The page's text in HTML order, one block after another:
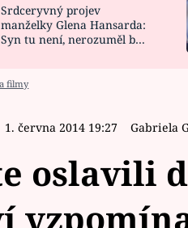
CELEBRITY
VAŘENÍ
Srdceryvný projev
manželky Glena Hansarda:
Syn tu není, nerozuměl by
filmy
1. června 2014 19:27 Gabriela
oslavili